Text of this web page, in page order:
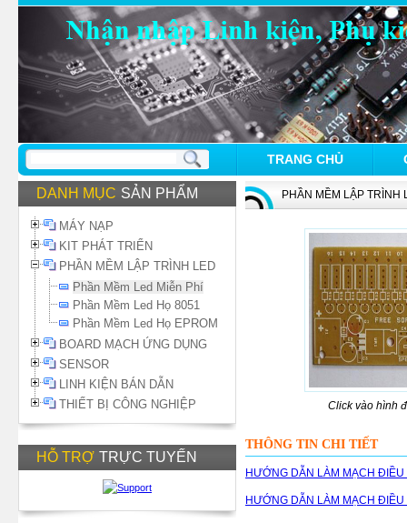
TRANG CHỦ
DANH MỤC SẢN PHẨM
MÁY NẠP
KIT PHÁT TRIỂN
PHẦN MỀM LẬP TRÌNH LED
Phần Mềm Led Miễn Phí
Phần Mềm Led Họ 8051
Phần Mềm Led Họ EPROM
BOARD MẠCH ỨNG DỤNG
SENSOR
LINH KIỆN BÁN DẪN
THIẾT BỊ CÔNG NGHIỆP
HỖ TRỢ TRỰC TUYẾN
PHẦN MỀM LẬP TRÌNH
Click vào hình
THÔNG TIN CHI TIẾT
HƯỚNG DẪN LÀM MẠCH
HƯỚNG DẪN LÀM MẠCH